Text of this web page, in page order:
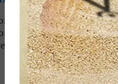
Kortes, o Marsu i
i osobinama ljudi pod
od sedam tekstova o